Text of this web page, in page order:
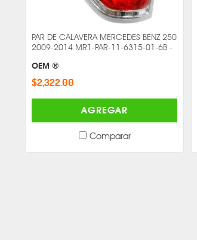
PAR DE CALAVERA MERCEDES BENZ 250
2009-2014 MR1-PAR-11-6315-01-6B -
OEM ®
$2,322.00
AGREGAR
Comparar